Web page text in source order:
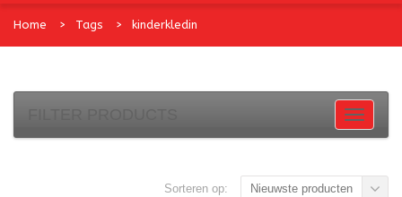
Home Tags kinderkledin
Sorteren op: Nieuwste producten